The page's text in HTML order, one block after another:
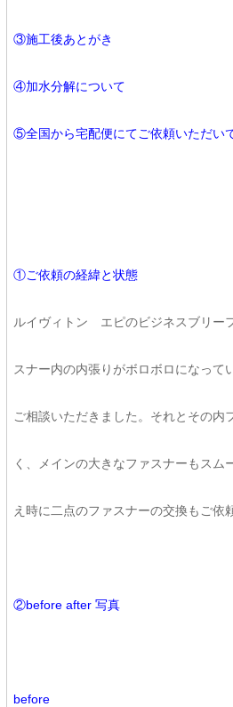
③施工後あとがき
④加水分解について
⑤全国から宅配便にてご依頼いただい
①ご依頼の経緯と状態
ルイヴィトン エピのビジネスブリー
スナー内の内張りがボロボロになって
ご相談いただきました。それとその内
く、メインの大きなファスナーもスム
え時に二点のファスナーの交換もご依
②before after 写真
before